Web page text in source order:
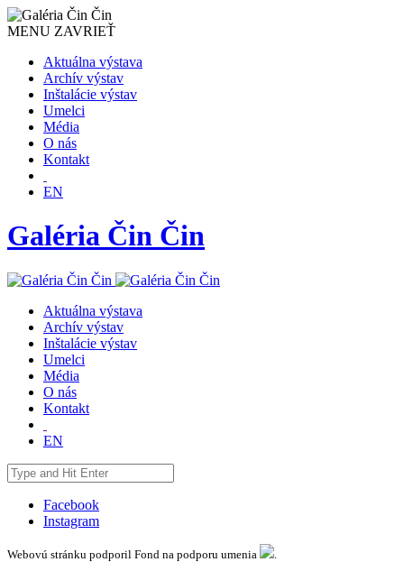
MENU ZAVRIEŤ
Aktuálna výstava
Archív výstav
Inštalácie výstav
Umelci
Média
O nás
Kontakt
EN
Galéria Čin Čin
Aktuálna výstava
Archív výstav
Inštalácie výstav
Umelci
Média
O nás
Kontakt
EN
Facebook
Instagram
Webovú stránku podporil Fond na podporu umenia